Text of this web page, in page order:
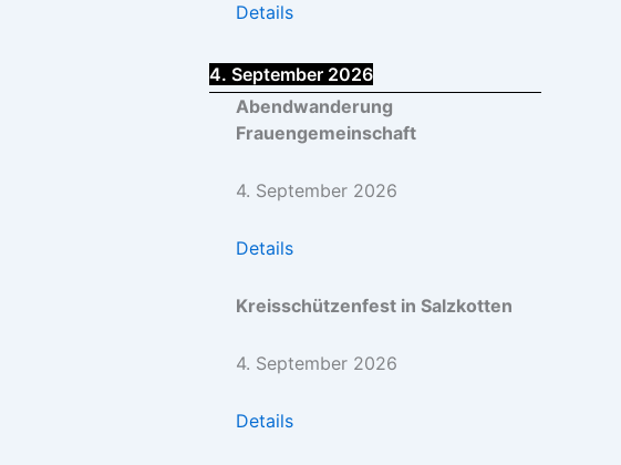
Details
4. September 2026
Abendwanderung
Frauengemeinschaft
4. September 2026
Details
Kreisschützenfest in Salzkotten
4. September 2026
Details